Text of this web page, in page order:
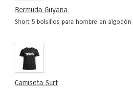
Bermuda Guyana
Short 5 bolsillos para hombre en algodón
Camiseta Surf